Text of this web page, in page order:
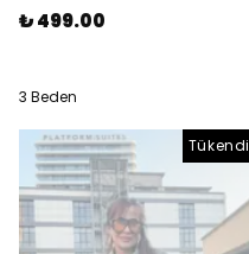
₺ 499.00
3 Beden
Tükendi